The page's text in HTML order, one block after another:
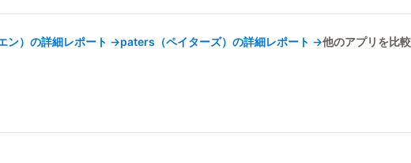
） の詳細レポート →paters（ペイターズ） の詳細レポート →他のアプリを比